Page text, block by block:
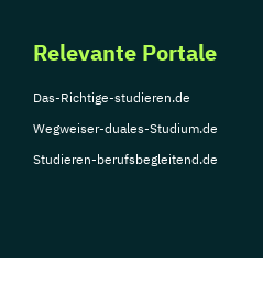
Relevante Portale
Das-Richtige-studieren.de
Wegweiser-duales-Studium.de
Studieren-berufsbegleitend.de